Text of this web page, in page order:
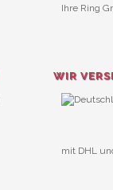
Ihre Ring
WIR
mit DHL